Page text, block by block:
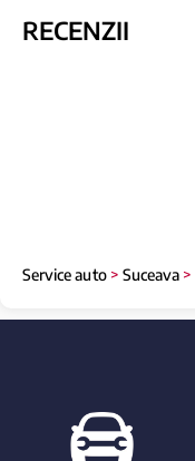
RECENZII
Service auto> Suceava >